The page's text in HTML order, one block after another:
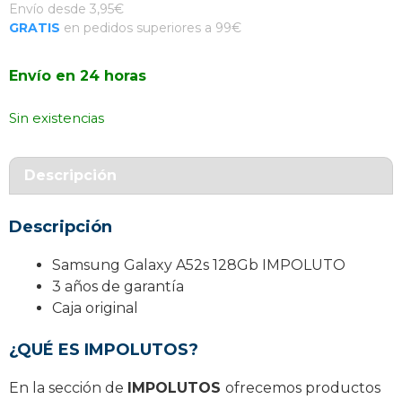
Envío desde 3,95€
GRATIS en pedidos superiores a 99€
Envío en 24 horas
Sin existencias
Descripción
Descripción
Samsung Galaxy A52s 128Gb IMPOLUTO
3 años de garantía
Caja original
¿QUÉ ES IMPOLUTOS?
En la sección de IMPOLUTOS ofrecemos productos